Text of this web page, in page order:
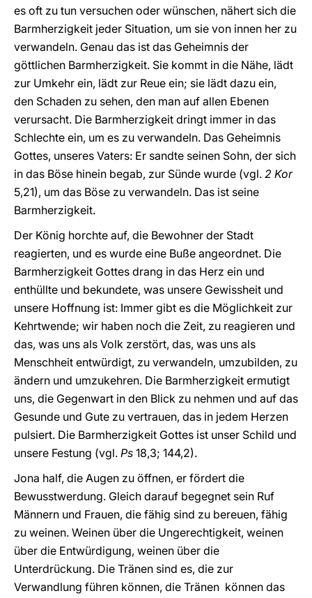
es oft zu tun versuchen oder wünschen, nähert sich die
Barmherzigkeit jeder Situation, um sie von innen her zu
verwandeln. Genau das ist das Geheimnis der
göttlichen Barmherzigkeit. Sie kommt in die Nähe, lädt
zur Umkehr ein, lädt zur Reue ein; sie lädt dazu ein,
den Schaden zu sehen, den man auf allen Ebenen
verursacht. Die Barmherzigkeit dringt immer in das
Schlechte ein, um es zu verwandeln. Das Geheimnis
Gottes, unseres Vaters: Er sandte seinen Sohn, der sich
in das Böse hinein begab, zur Sünde wurde (vgl. 2 Kor
5,21), um das Böse zu verwandeln. Das ist seine
Barmherzigkeit.
Der König horchte auf, die Bewohner der Stadt
reagierten, und es wurde eine Buße angeordnet. Die
Barmherzigkeit Gottes drang in das Herz ein und
enthüllte und bekundete, was unsere Gewissheit und
unsere Hoffnung ist: Immer gibt es die Möglichkeit zur
Kehrtwende; wir haben noch die Zeit, zu reagieren und
das, was uns als Volk zerstört, das, was uns als
Menschheit entwürdigt, zu verwandeln, umzubilden, zu
ändern und umzukehren. Die Barmherzigkeit ermutigt
uns, die Gegenwart in den Blick zu nehmen und auf das
Gesunde und Gute zu vertrauen, das in jedem Herzen
pulsiert. Die Barmherzigkeit Gottes ist unser Schild und
unsere Festung (vgl. Ps 18,3; 144,2).
Jona half, die Augen zu öffnen, er fördert die
Bewusstwerdung. Gleich darauf begegnet sein Ruf
Männern und Frauen, die fähig sind zu bereuen, fähig
zu weinen. Weinen über die Ungerechtigkeit, weinen
über die Entwürdigung, weinen über die
Unterdrückung. Die Tränen sind es, die zur
Verwandlung führen können, die Tränen können das